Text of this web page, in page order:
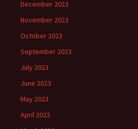
December 2023
November 2023
October 2023
September 2023
July 2023
June 2023
May 2023
April 2023